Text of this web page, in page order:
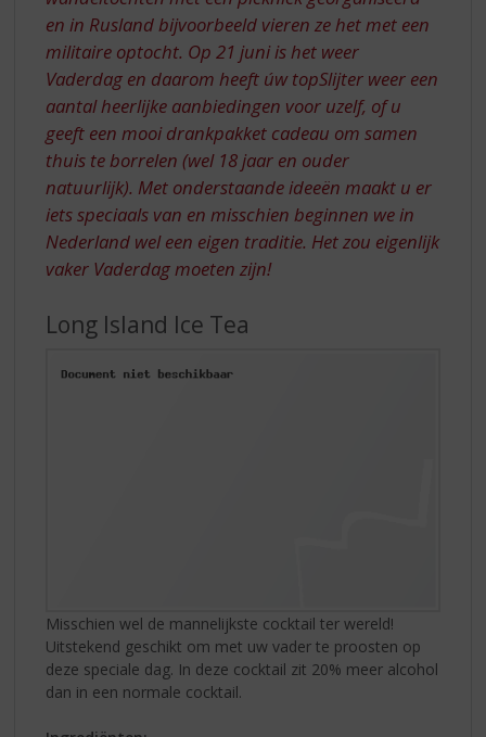
en in Rusland bijvoorbeeld vieren ze het met een
militaire optocht. Op 21 juni is het weer
Vaderdag en daarom heeft úw topSlijter weer een
aantal heerlijke aanbiedingen voor uzelf, of u
geeft een mooi drankpakket cadeau om samen
thuis te borrelen (wel 18 jaar en ouder
natuurlijk). Met onderstaande ideeën maakt u er
iets speciaals van en misschien beginnen we in
Nederland wel een eigen traditie. Het zou eigenlijk
vaker Vaderdag moeten zijn!
Long Island Ice Tea
Misschien wel de mannelijkste cocktail ter wereld!
Uitstekend geschikt om met uw vader te proosten op
deze speciale dag. In deze cocktail zit 20% meer alcohol
dan in een normale cocktail.